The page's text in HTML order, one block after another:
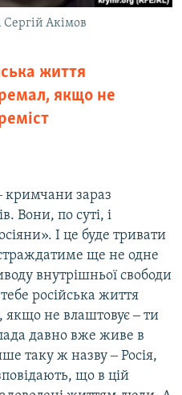
Акімов
життя
якщо не
кримчани зараз
Вони, по суті, і
І це буде тривати
ще не одне
внутрішньої свободи
російська життя
якщо не влаштовує ‒ ти
давно вже живе в
таку ж назву ‒ Росія,
що в цій